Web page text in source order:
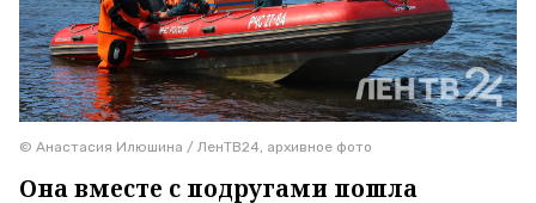
© Анастасия Илюшина / ЛенТВ24, архивное фото
Она вместе с подругами пошла